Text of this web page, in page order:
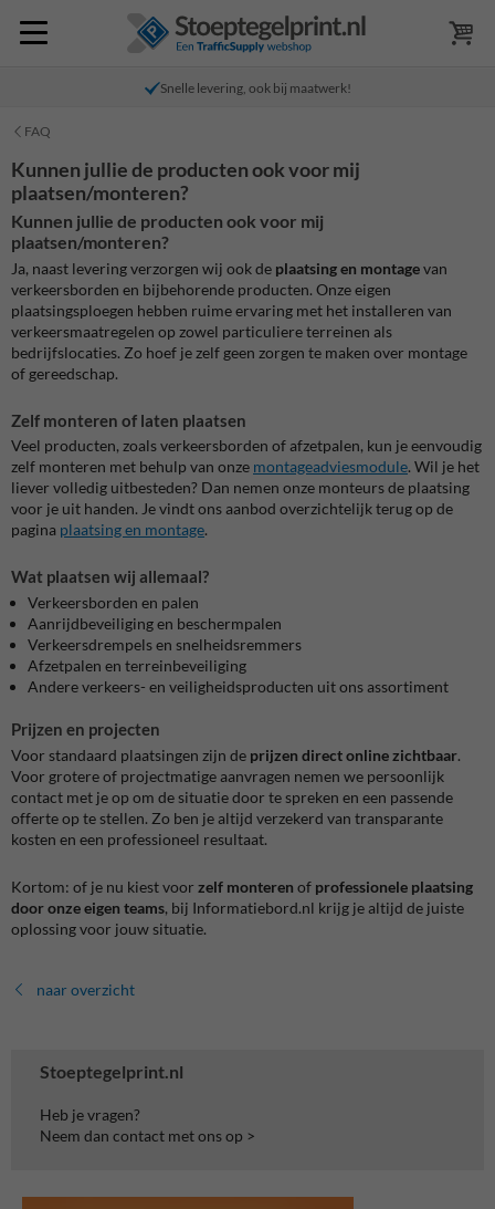
Snelle levering, ook bij maatwerk!
FAQ
Stoeptegelprint.nl
Heb je vragen?
Neem dan contact met ons op >
Kunnen jullie de producten ook voor mij
plaatsen/monteren?
Kunnen jullie de producten ook voor mij
plaatsen/monteren?
Ja, naast levering verzorgen wij ook de plaatsing en montagevan
verkeersborden en bijbehorende producten. Onze eigen
plaatsingsploegen hebben ruime ervaring met het installeren van
verkeersmaatregelen op zowel particuliere terreinen als
bedrijfslocaties. Zo hoef je zelf geen zorgen te maken over montage
of gereedschap.
Zelf monteren of laten plaatsen
Veel producten, zoals verkeersborden of afzetpalen, kun je eenvoudig
zelf monteren met behulp van onze montageadviesmodule. Wil je het
liever volledig uitbesteden? Dan nemen onze monteurs de plaatsing
voor je uit handen. Je vindt ons aanbod overzichtelijk terug op de
pagina plaatsing en montage.
Wat plaatsen wij allemaal?
Verkeersborden en palen
Aanrijdbeveiliging en beschermpalen
Verkeersdrempels en snelheidsremmers
Afzetpalen en terreinbeveiliging
Andere verkeers- en veiligheidsproducten uit ons assortiment
Prijzen en projecten
Voor standaard plaatsingen zijn de prijzen direct online zichtbaar.
Voor grotere of projectmatige aanvragen nemen we persoonlijk
contact met je op om de situatie door te spreken en een passende
offerte op te stellen. Zo ben je altijd verzekerd van transparante
kosten en een professioneel resultaat.
Kortom: of je nu kiest voor zelf monteren of professionele plaatsing
door onze eigen teams, bij Informatiebord.nl krijg je altijd de juiste
oplossing voor jouw situatie.
naar overzicht